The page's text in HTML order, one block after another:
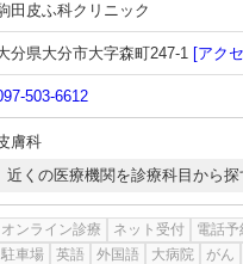
田皮ふ科クリニック
分県大分市大字森町247-1 [アク
503-6612
膚科
近くの医療機関を診療科目から探
オンライン診療 ネット受付
電話予
駐車場
英語 外国語 大病院
がん